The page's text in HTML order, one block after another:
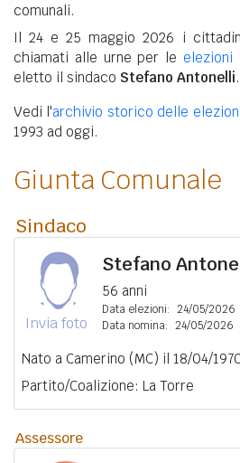
comunali.
Il 24 e 25 maggio 2026 i
chiamati alle urne per le elezioni
eletto il sindaco Stefano Antonelli.
Vedi l'archivio storico delle
1993 ad oggi.
Giunta Comunale
Sindaco
Invia foto
Stefano
56 anni
Data elezioni: 24/05/2026
Data nomina: 24/05/2026
Nato a Camerino (MC) il 18/04/
Partito/Coalizione: La Torre
Assessore